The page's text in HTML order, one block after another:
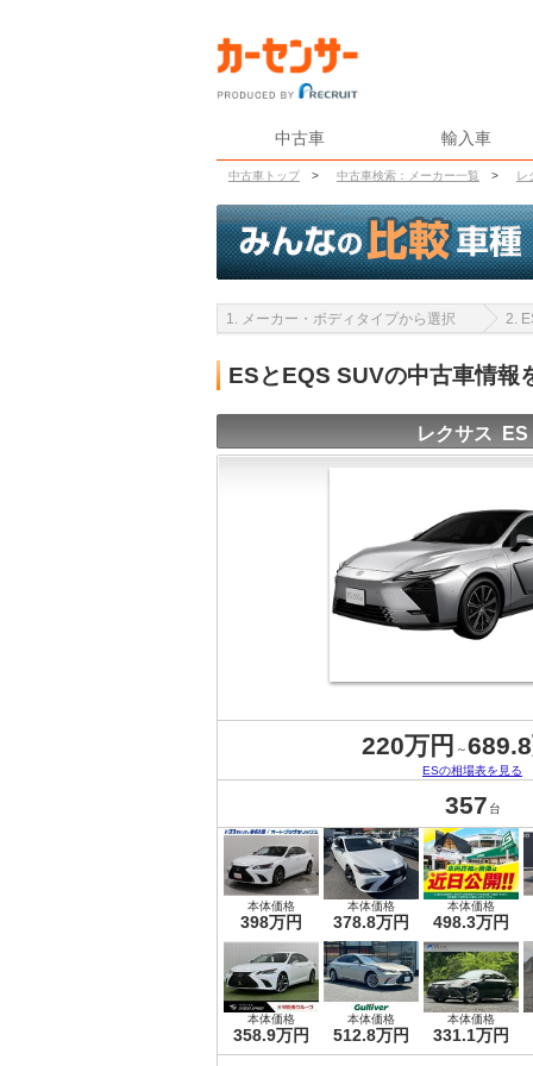
中古車 輸入車
中古車トップ > 中古車検索：メーカー一覧 > レ
1. メーカー・ボディタイプから選択 2.
ESとEQS SUVの中古車情報
レクサス ES
220万円 ～
ESの相場表を見る
357 台
本体価格
398万円
本体価格
378.8万円
本体価格
498.3万円
本体価格
358.9万円
本体価格
512.8万円
本体価格
331.1万円